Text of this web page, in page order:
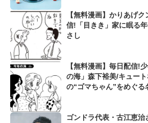
【無料漫画】かりあげ
信!「目きき」家に眠る
さし
【無料漫画】毎日配信!
の海」森下裕美/キュー
の“ゴマちゃん”をめぐる
ゴンドラ代表・古江恵